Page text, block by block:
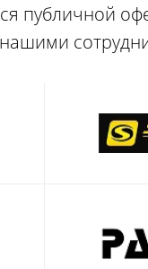
публичной